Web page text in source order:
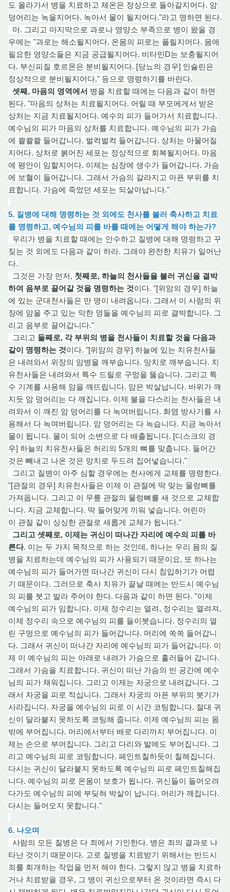
도 올라가서 병을 치료하고 체온은 정상으로 돌아갈지어다. 암
덩어리는 녹을지어다. 녹아서 물이 될지어다."라고 명하면 된다.
마. 그리고 마지막으로 과로나 영양소 부족으로 병이 왔을 경
우에는 "과로는 해소될지어다. 온몸의 피로는 풀릴지어다. 몸에
필요한 영양소들은 지금 공급될지어다. 비타민D는 보충될지어
다. 부신피질 호 르몬은 분비될지어다. [당뇨의 경우] 인슐린은
정상적으로 분비될지어다." 등으로 명령하기를 바란다.
셋째, 마음의 영역에서 병을 치료할 때에는 다음과 같이 하면
된다. "마음의 상처는 치료될지어다. 어릴 때 부모에게서 받은
상처는 지금 치료될지어다. 예수의 피가 들어가서 치료합니다.
예수님의 피가 마음의 상처를 치료합니다. 예수님의 피가 가슴
에 콸콸콸 들어갑니다. 벌컥벌컥 들어갑니다. 상처는 아물어질
지어다. 상처로 붉어진 세포는 정상적 으로 회복될지어다. 마음
에 평안이 임할지어다. 이제는 심장에 생수가 들어갑니다. 가슴
에 보혈이 들어갑니다. 그래서 가슴의 갈라지고 아픈 부위를 치
료합니다. 가슴에 죽었던 세포는 되살아납니다."
5. 질병에 대해 명령하는 것 외에도 천사를 불러 축사하고 치료
를 명령하고, 예수님의 피를 바를 때에는 어떻게 해야 하는가?
우리가 병을 치료할 때에는 안수하고 질병에 대해 명령하고 꾸
짖는 것 외에도 다음과 같이 하라. 그래야 완전한 치유가 일어난
다.
그것은 가장 먼저, 첫째로, 하늘의 천사들을 불러 귀신을 결박
하여 음부로 끌어갈 것을 명령하는 것이다. "[위암의 경우] 하늘
에 있는 군대천사들은 만 명이 내려옵니다. 그래서 이 사람의 위
장에 암을 주고 있는 악한 영들을 예수님의 피로 결박합니다. 그
리고 음부로 끌어갑니다."
그리고 둘째로, 각 부위의 병을 천사들이 치료할 것을 다음과
같이 명령하는 것이다. "[위암의 경우] 하늘에 있는 치유천사들
은 내려와서 위장의 암병을 깨부숩니다. 망치로 깨부숩니다. 치
유천사들은 내려와서 특수 드릴로 구멍을 뚫습니다. 그리고 특
수 기계를 사용해 암을 깨뜨립니다. 암은 박살납니다. 바위가 깨
지듯 암 덩어리는 다 깨집니다. 이제 불을 다스리는 천사들은 내
려와서 이 깨진 암 덩어리를 다 녹여버립니다. 화염 방사기를 사
용해서 다 녹여버립니다. 암 덩어리는 다 녹습니다. 지금 녹아서
물이 됩니다. 물이 되어 소변으로 다 배출됩니다. [디스크의 경
우] 하늘의 치유천사들은 허리의 5개의 뼈를 맞춥니다. 들어간
것은 빼내고 나온 것은 망치로 두드려 집어넣습니다."
그리고 질병이 아주 심할 경우에는 천사에게 교체를 명령한다.
"[관절의 경우] 치유천사들은 이제 이 관절에 딱 맞는 물렁뼈를
가져옵니다. 그리고 이 무릎 관절의 물렁뼈를 새 것으로 교체합
니다. 지금 교체합니다. 딱 들어맞게 끼워 넣습니다. 어린아
이 관절 같이 싱싱한 관절로 새롭게 교체가 됩니다."
그리고 셋째로, 이제는 귀신이 떠나간 자리에 예수의 피를 바
른다. 이는 두 가지 목적으로 하는 것인데, 하나는 우리 몸의 질
병을 치료하는데 예수님의 피가 사용되기 때문이요, 또 하나는
예수님의 피가 들어가면 떠나간 귀신이 다시 침입하기가 어렵
기 때문이다. 그러므로 축사 치유가 끝날 때에는 반드시 예수님
의 피를 붓고 발라 주어야 한다. 다음과 같이 하면 된다. "이제
예수님의 피가 임합니다. 이제 정수리는 열려, 정수리는 열려져,
이제 정수리 속으로 예수님의 피를 들이붓습니다. 정수리의 열
린 구멍으로 예수님의 피가 들어갑니다. 머리에 쏙쏙 들어갑니
다. 그래서 귀신이 떠나간 자리에 예수님의 피가 들어갑니다. 이
제 이 예수님의 피는 아래로 내려가 가슴으로 흘러들어 갑니다.
그래서 가슴을 치료합니다. 귀신이 떠난 가슴의 빈 공간에 예수
님의 피가 채워집니다. 그리고 이제는 자궁으로 내려갑니다. 그
래서 자궁을 피로 적십니다. 그래서 자궁의 아픈 부위의 붓기가
사라집니다. 자궁을 예수님의 피로 이 시간 코팅합니다. 절대 귀
신이 달라붙지 못하도록 코팅해 줍니다. 이제 예수님의 피는 몸
밖에 부어집니다. 머리에서부터 배로 다리까지 부어집니다. 이
제는 손으로 부어집니다. 그리고 다리와 발에도 부어집니다. 그
리고 예수님의 피로 코팅합니다. 페인트칠하듯이 칠해집니다.
다시는 귀신이 달라붙지 못하도록 예수님의 피로 페인트칠해집
니다. 예수님의 피로 온몸이 보호가 됩니다. 귀신들이 들어오려
다가도 예수님의 피에 부딪혀 박살이 납니다. 머리가 깨집니다.
다시는 들어오지 못합니다."
6. 나오며
사람의 모든 질병은 다 죄에서 기인한다. 병은 죄의 결과로 나
타난 것이기 때문이다. 고로 질병을 치료받기 위해서는 반드시
죄를 회개하는 작업을 먼저 해야 한다. 그렇지 않고 병을 치료하
거나 치료받을 경우, 그 병이 귀신으로부터 온 것이라면 즉시 다